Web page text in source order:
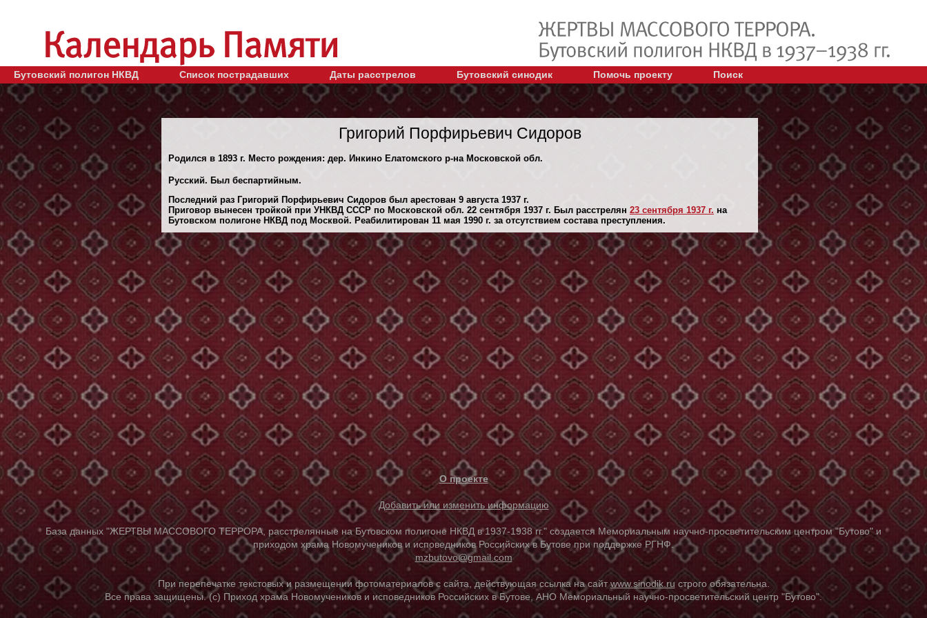
Бутовский полигон НКВД Список пострадавших Даты расстрелов Бутовский синодик Помочь проекту Поиск
Григорий Порфирьевич Сидоров
Родился в 1893 г. Место рождения: дер. Инкино Елатомского р-на Московской обл.
Русский. Был беспартийным.
Последний раз Григорий Порфирьевич Сидоров был арестован 9 августа 1937 г.
Приговор вынесен тройкой при УНКВД СССР по Московской обл. 22 сентября 1937 г. Был расстрелян 23 сентября 1937 г. на
Бутовском полигоне НКВД под Москвой. Реабилитирован 11 мая 1990 г. за отсутствием состава преступления.
О проекте
Добавить или изменить информацию
База данных "ЖЕРТВЫ МАССОВОГО ТЕРРОРА, расстрелянные на Бутовском полигоне НКВД в 1937-1938 гг." создается Мемориальным научно-просветительским центром "Бутово" и
приходом храма Новомучеников и исповедников Российских в Бутове при поддержке РГНФ.
mzbutovo@gmail.com
При перепечатке текстовых и размещении фотоматериалов с сайта, действующая ссылка на сайтwww.sinodik.ru строго обязательна.
Все права защищены. (с) Приход храма Новомучеников и исповедников Российских в Бутове, АНО Мемориальный научно-просветительский центр "Бутово".